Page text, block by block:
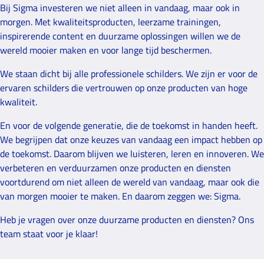
Bij Sigma investeren we niet alleen in vandaag, maar ook in
morgen. Met kwaliteitsproducten, leerzame trainingen,
inspirerende content en duurzame oplossingen willen we de
wereld mooier maken en voor lange tijd beschermen.
We staan dicht bij alle professionele schilders. We zijn er voor de
ervaren schilders die vertrouwen op onze producten van hoge
kwaliteit.
En voor de volgende generatie, die de toekomst in handen heeft.
We begrijpen dat onze keuzes van vandaag een impact hebben op
de toekomst. Daarom blijven we luisteren, leren en innoveren. We
verbeteren en verduurzamen onze producten en diensten
voortdurend om niet alleen de wereld van vandaag, maar ook die
van morgen mooier te maken. En daarom zeggen we: Sigma.
Heb je vragen over onze duurzame producten en diensten? Ons
team staat voor je klaar!